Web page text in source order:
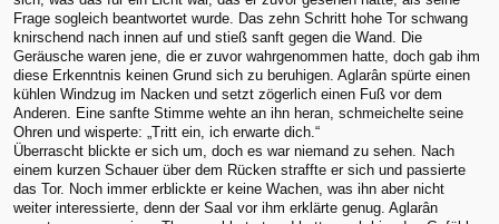
Frage sogleich beantwortet wurde. Das zehn Schritt hohe Tor schwang
knirschend nach innen auf und stieß sanft gegen die Wand. Die
Geräusche waren jene, die er zuvor wahrgenommen hatte, doch gab ihm
diese Erkenntnis keinen Grund sich zu beruhigen. Aglarân spürte einen
kühlen Windzug im Nacken und setzt zögerlich einen Fuß vor dem
Anderen. Eine sanfte Stimme wehte an ihn heran, schmeichelte seine
Ohren und wisperte: „Tritt ein, ich erwarte dich.“
Überrascht blickte er sich um, doch es war niemand zu sehen. Nach
einem kurzen Schauer über dem Rücken straffte er sich und passierte
das Tor. Noch immer erblickte er keine Wachen, was ihn aber nicht
weiter interessierte, denn der Saal vor ihm erklärte genug. Aglarân